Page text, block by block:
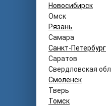
Новосибирск
Омск
Рязань
Самара
Санкт-Петербург
Саратов
Свердловская обл.
Смоленск
Тверь
Томск